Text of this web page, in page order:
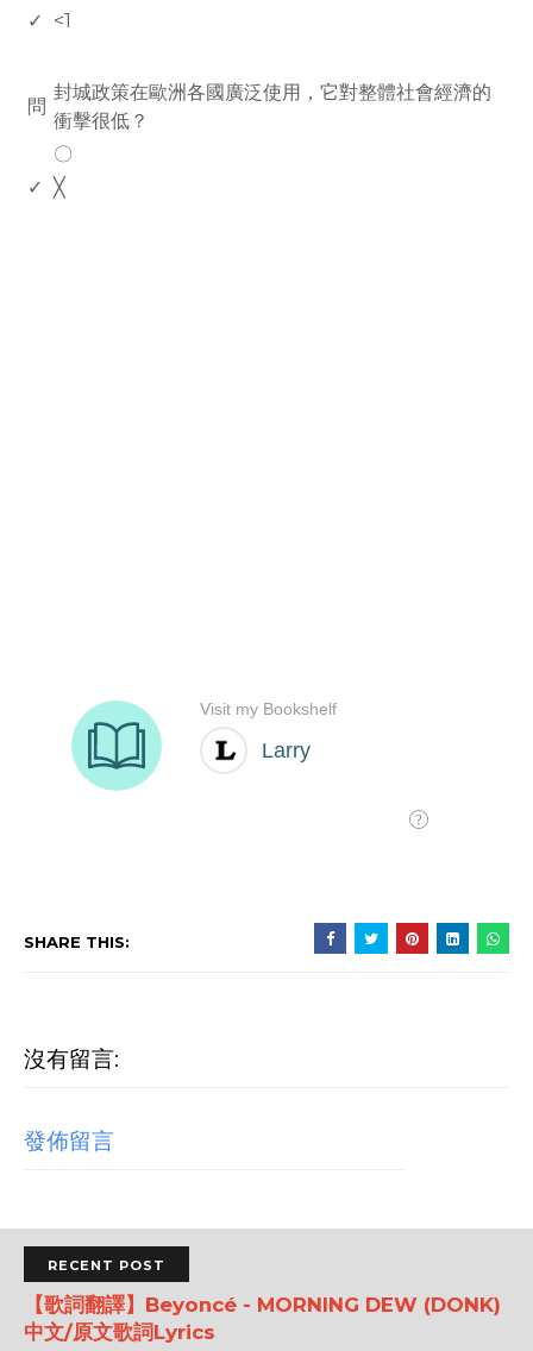
✓
<1
問
封城政策在歐洲各國廣泛使用，它對整體社會經濟的
衝擊很低？
〇
✓ ╳
SHARE THIS:
沒有留言:
發佈留言
RECENT POST
【歌詞翻譯】Beyoncé - MORNING DEW (DONK)
中文/原文歌詞Lyrics